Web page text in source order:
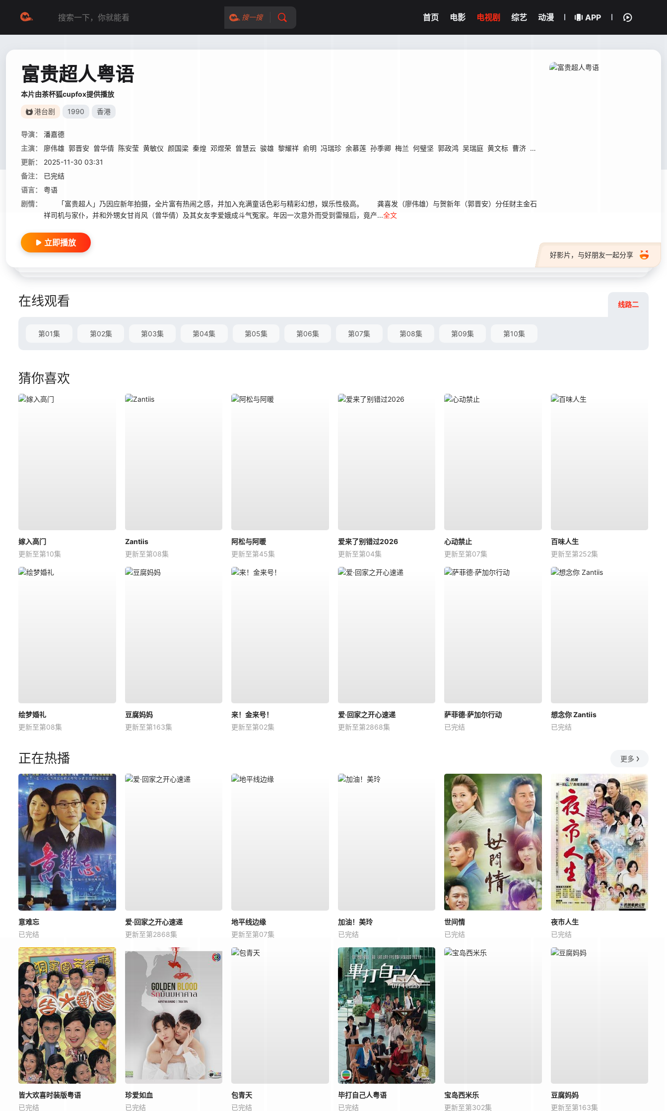
搜一搜 首页 电影 电视剧 综艺 动漫 APP
富贵超人粤语
本片由茶杯狐cupfox提供播放
港台剧 1990 香港
导演：
潘嘉德
主演：
廖伟雄 郭晋安 曾华倩 陈安莹 黄敏仪 颜国梁 秦煌 邓煜荣 曾慧云 骏雄 黎耀祥 俞明 冯瑞珍 余慕莲 孙季卿 梅兰 何璧坚 郭政鸿 吴瑞庭 黄文标 曹济 王伟梁
更新：
2025-11-30 03:31
备注：
已完结
语言：
粤语
剧情：
「富贵超人」乃因应新年拍摄，全片富有热闹之感，并加入充满童话色彩与精彩幻想，娱乐性极高。 龚喜发（廖伟雄）与贺新年（郭晋安）分任财主金石
祥司机与家仆，并和外甥女甘肖风（曾华倩）及其女友李爱娥成斗气冤家。年因一次意外而受到雷殛后，竟产...全文
好影片，与好朋友一起分享
立即播放
在线观看 线路二
第01集 第02集 第03集 第04集 第05集 第06集 第07集 第08集 第09集 第10集
猜你喜欢
嫁入高门
更新至第10集
Zantiis
更新至第08集
阿松与阿暖
更新至第45集
爱来了别错过2026
更新至第04集
心动禁止
更新至第07集
百味人生
更新至第252集
绘梦婚礼
更新至第08集
豆腐妈妈
更新至第163集
来！金来号！
更新至第02集
爱·回家之开心速递
更新至第2868集
萨菲德·萨加尔行动
已完结
想念你 Zantiis
已完结
正在热播 更多
意难忘
已完结
爱·回家之开心速递
更新至第2868集
地平线边缘
更新至第07集
加油！美玲
已完结
世间情
已完结
夜市人生
已完结
皆大欢喜时装版粤语
已完结
珍爱如血
已完结
包青天
已完结
毕打自己人粤语
已完结
宝岛西米乐
更新至第302集
豆腐妈妈
更新至第163集